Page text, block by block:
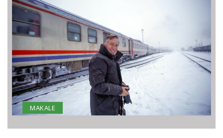
MAKALE